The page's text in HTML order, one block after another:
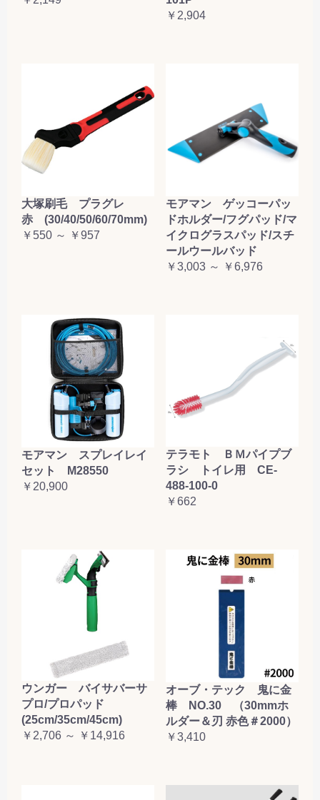
￥2,904
大塚刷毛 プラグレ
赤 (30/40/50/60/70mm)
￥550 ～ ￥957
モアマン ゲッコーパッ
ドホルダー/フグパッド/マ
イクログラスパッド/スチ
ールウールバッド
￥3,003 ～ ￥6,976
モアマン スプレイレイ
セット M28550
￥20,900
テラモト ＢＭパイプブ
ラシ トイレ用 CE-
488-100-0
￥662
ウンガー バイサバーサ
プロ/プロパッド
(25cm/35cm/45cm)
￥2,706 ～ ￥14,916
オーブ・テック 鬼に金
棒 NO.30 （30mmホ
ルダー＆刃 赤色＃2000）
￥3,410